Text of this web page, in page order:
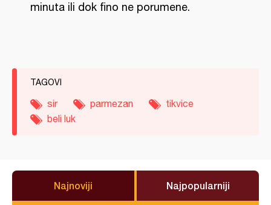
minuta ili dok fino ne porumene.
TAGOVI
sir parmezan
tikvice
beli luk
Najnoviji Najpopularniji